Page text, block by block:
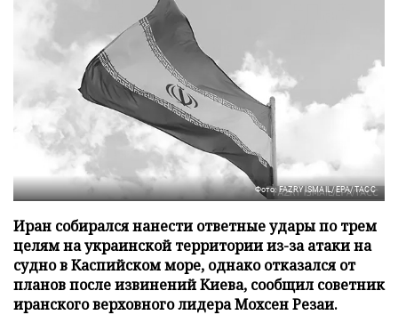
Фото: FAZRY ISMAIL/EPA/ТАСС
Иран собирался нанести ответные удары по трем
целям на украинской территории из-за атаки на
судно в Каспийском море, однако отказался от
планов после извинений Киева, сообщил советник
иранского верховного лидера Мохсен Резаи.